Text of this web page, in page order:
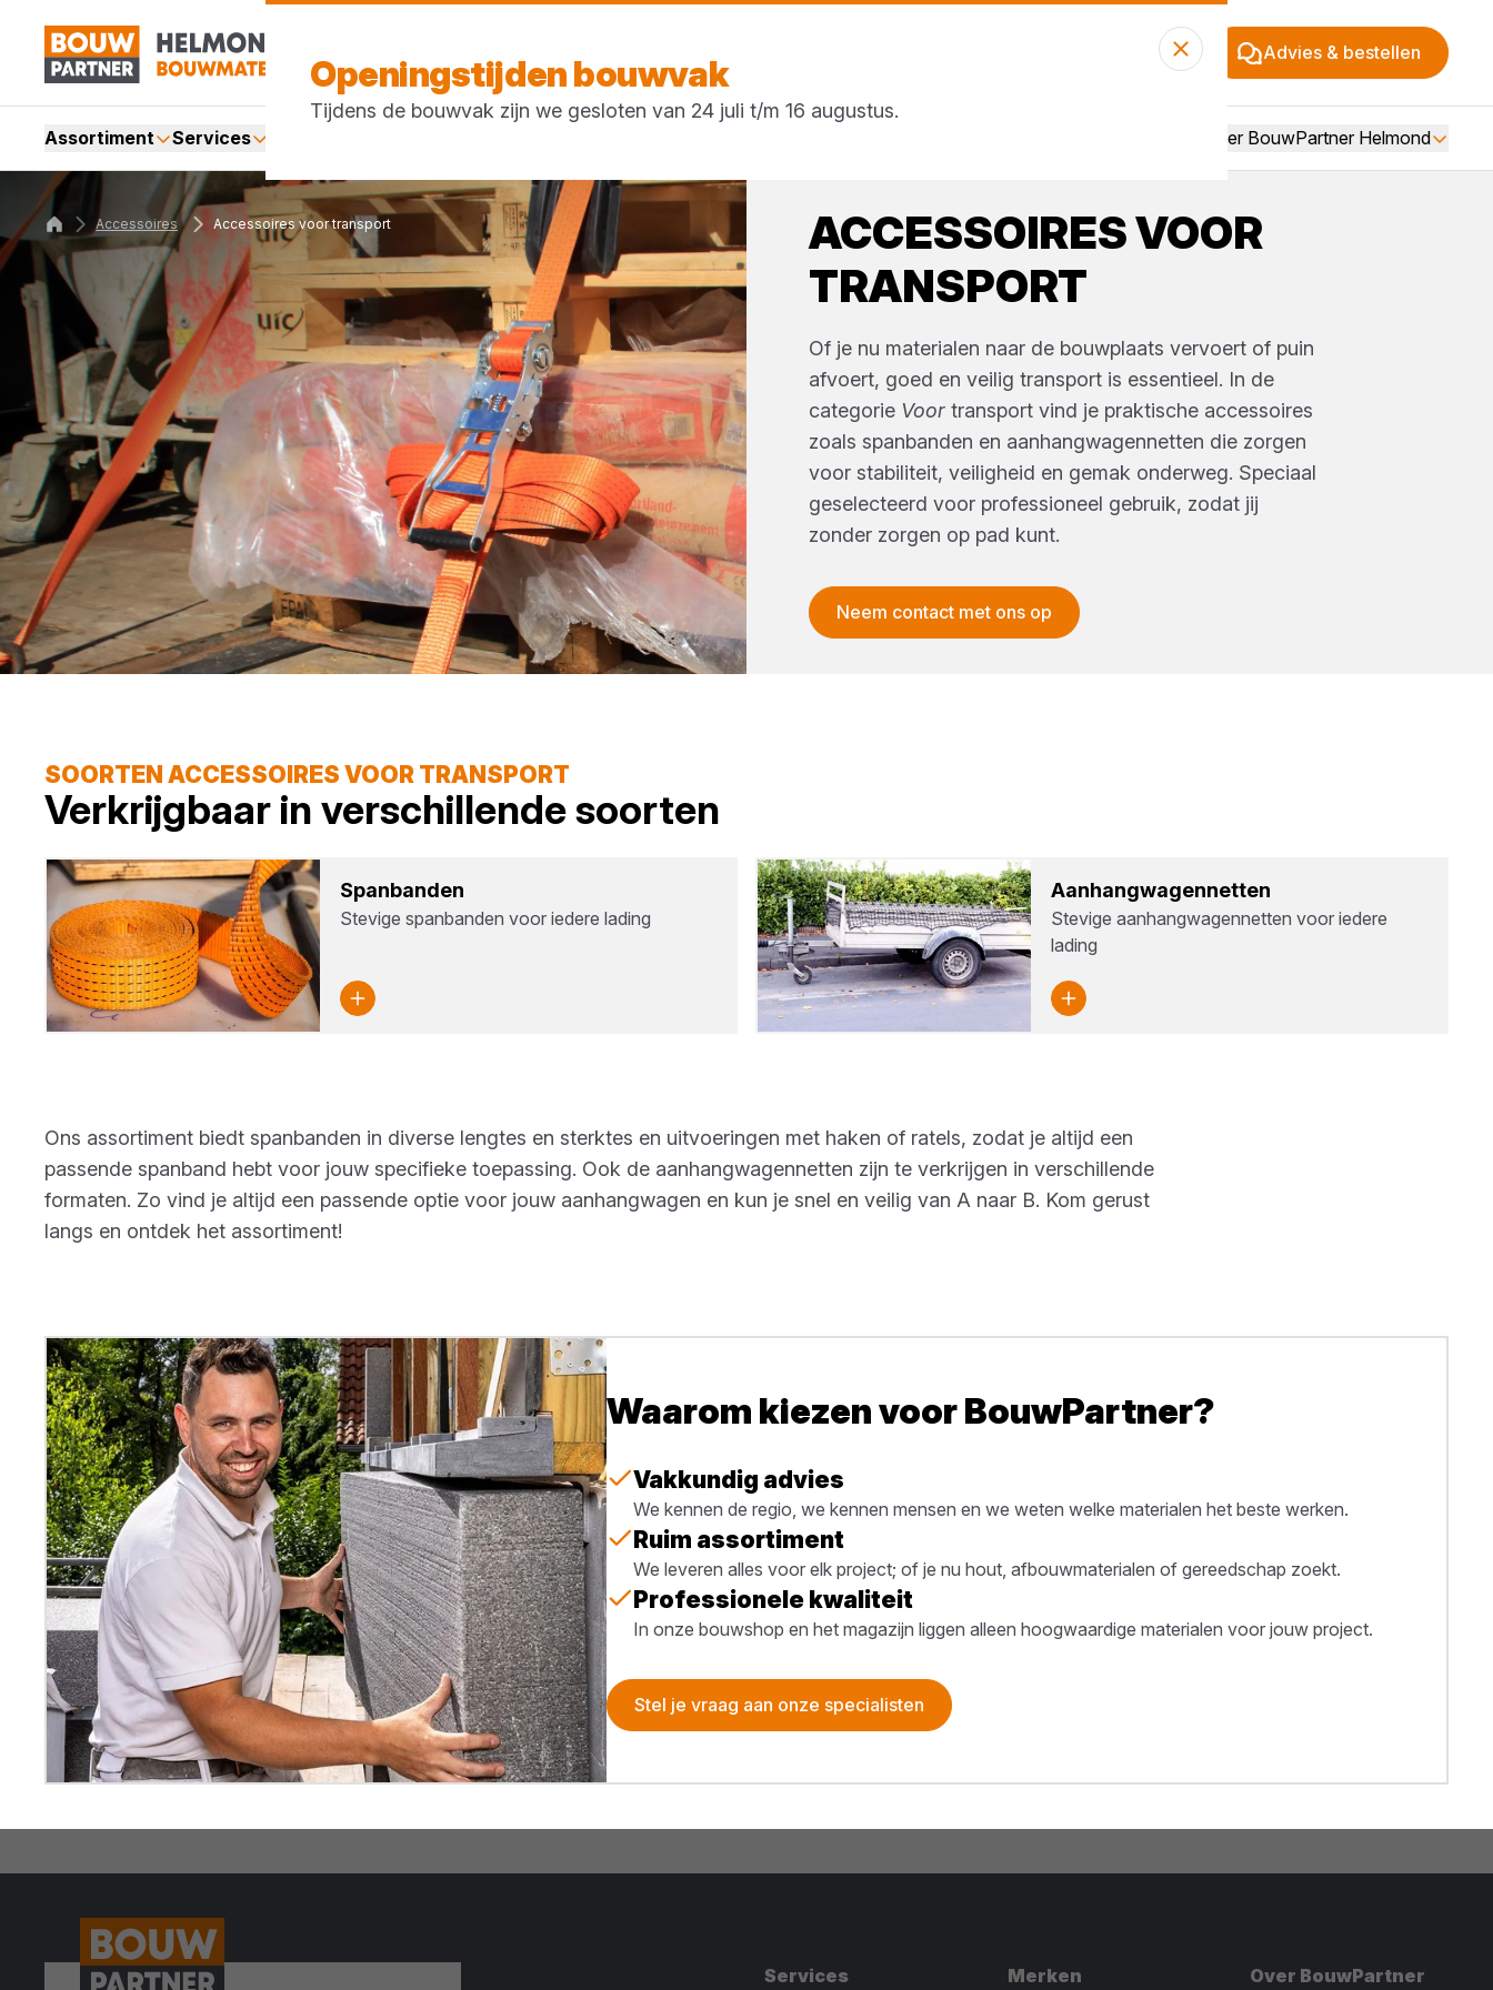
Advies & bestellen
Assortiment Services Over BouwPartner Helmond
ACCESSOIRES VOOR
TRANSPORT
Of je nu materialen naar de bouwplaats vervoert of puin
afvoert, goed en veilig transport is essentieel. In de
categorie Voor transport vind je praktische accessoires
zoals spanbanden en aanhangwagennetten die zorgen
voor stabiliteit, veiligheid en gemak onderweg. Speciaal
geselecteerd voor professioneel gebruik, zodat jij
zonder zorgen op pad kunt.
Neem contact met ons op
Accessoires Accessoires voor transport
SOORTEN ACCESSOIRES VOOR TRANSPORT
Verkrijgbaar in verschillende soorten
Span­ban­den
Stevige spanbanden voor iedere lading
Aan­hang­wa­gen­net­ten
Stevige aanhangwagennetten voor iedere
lading
Ons assortiment biedt spanbanden in diverse lengtes en sterktes en uitvoeringen met haken of ratels, zodat je altijd een
passende spanband hebt voor jouw specifieke toepassing. Ook de aanhangwagennetten zijn te verkrijgen in verschillende
formaten. Zo vind je altijd een passende optie voor jouw aanhangwagen en kun je snel en veilig van A naar B. Kom gerust
langs en ontdek het assortiment!
Waarom kiezen voor BouwPartner?
Vakkundig advies
We kennen de regio, we kennen mensen en we weten welke materialen het beste werken.
Ruim assortiment
We leveren alles voor elk project; of je nu hout, afbouwmaterialen of gereedschap zoekt.
Professionele kwaliteit
In onze bouwshop en het magazijn liggen alleen hoogwaardige materialen voor jouw project.
Stel je vraag aan onze specialisten
Openingstijden bouwvak
Tijdens de bouwvak zijn we gesloten van 24 juli t/m 16 augustus.
Services Merken Over BouwPartner